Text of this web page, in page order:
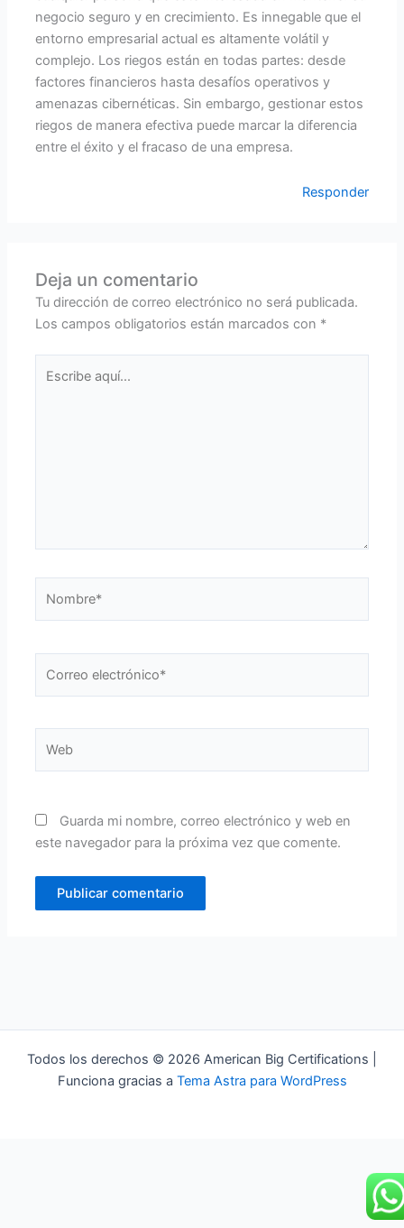
negocio seguro y en crecimiento. Es innegable que el
entorno empresarial actual es altamente volátil y
complejo. Los riegos están en todas partes: desde
factores financieros hasta desafíos operativos y
amenazas cibernéticas. Sin embargo, gestionar estos
riegos de manera efectiva puede marcar la diferencia
entre el éxito y el fracaso de una empresa.
Responder
Deja un comentario
Tu dirección de correo electrónico no será publicada.
Los campos obligatorios están marcados con *
aquí...
electrónico*
Guarda mi nombre, correo electrónico y web en
este navegador para la próxima vez que comente.
Todos los derechos © 2026 American Big Certifications |
Funciona gracias a Tema Astra para WordPress